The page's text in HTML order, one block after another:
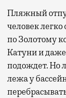
Пляжный
человек
по Золотому
Катуни и
подождет. Но
лежа у